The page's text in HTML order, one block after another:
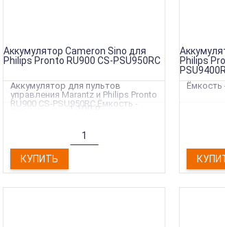
АККУМУЛЯТОР CAMERON
Аккумулятор Cameron Sino для
Philips Pronto RU900 CS-PSU950RC
Аккумулятор для пультов
управления Marantz и Philips Pronto
RU900 CS-PSU950RC Ёмкость -
1 100 ₽
КУПИТЬ
Philips
Ёмкость